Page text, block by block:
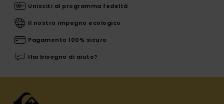
Unisciti al programma fedeltà
Il nostro impegno ecologico
Pagamento 100% sicuro
Hai bisogno di aiuto?